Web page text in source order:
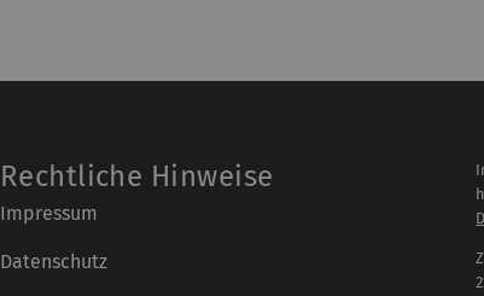
Rechtliche Hinweise
Impressum
Datenschutz